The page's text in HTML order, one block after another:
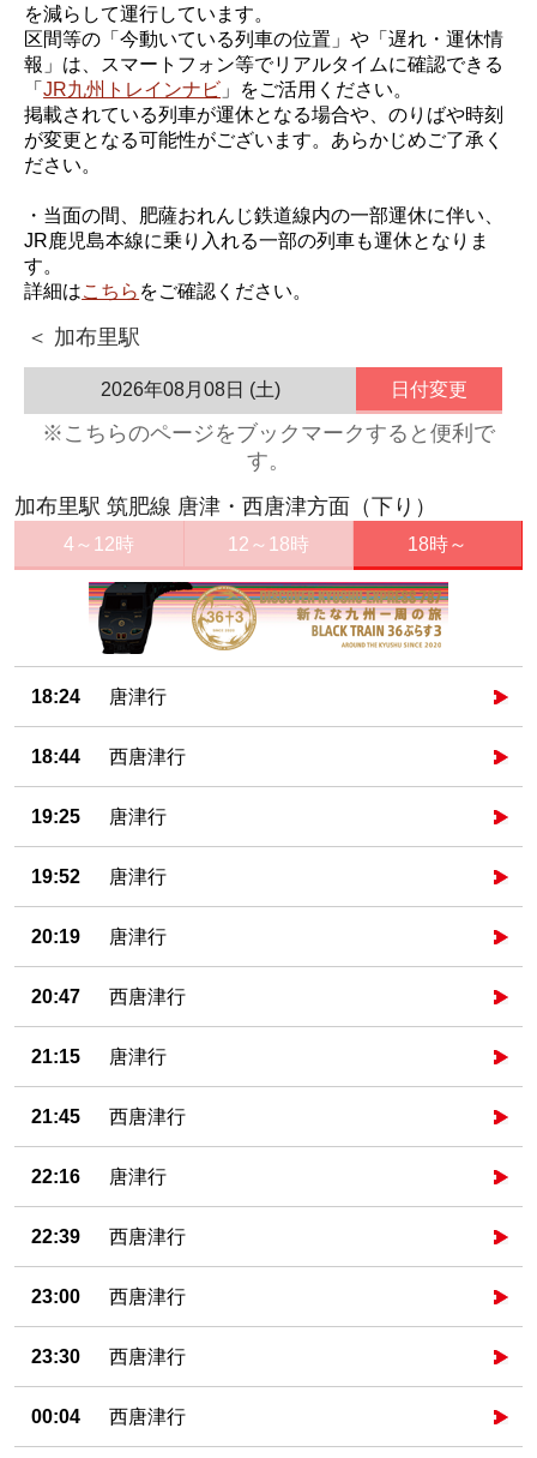
を減らして運行しています。
区間等の「今動いている列車の位置」や「遅れ・運休情
報」は、スマートフォン等でリアルタイムに確認できる
「JR九州トレインナビ 」をご活用ください。
掲載されている列車が運休となる場合や、のりばや時刻
が変更となる可能性がございます。あらかじめご了承く
ださい。
・当面の間、肥薩おれんじ鉄道線内の一部運休に伴い、
JR鹿児島本線に乗り入れる一部の列車も運休となりま
す。
詳細はこちら をご確認ください。
＜ 加布里駅
2026年08月08日 (土) 日付変更
※こちらのページをブックマークすると便利で
す。
加布里駅 筑肥線 唐津・西唐津方面（下り）
4～12時 12～18時 18時～
18:24 唐津行
18:44 西唐津行
19:25 唐津行
19:52 唐津行
20:19 唐津行
20:47 西唐津行
21:15 唐津行
21:45 西唐津行
22:16 唐津行
22:39 西唐津行
23:00 西唐津行
23:30 西唐津行
00:04 西唐津行